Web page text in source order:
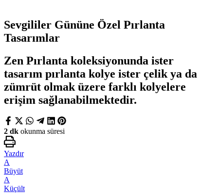
Sevgililer Gününe Özel Pırlanta
Tasarımlar
Zen Pırlanta koleksiyonunda ister
tasarım pırlanta kolye ister çelik ya da
zümrüt olmak üzere farklı kolyelere
erişim sağlanabilmektedir.
2 dk okunma süresi
Yazdır
A
Büyüt
A
Küçült